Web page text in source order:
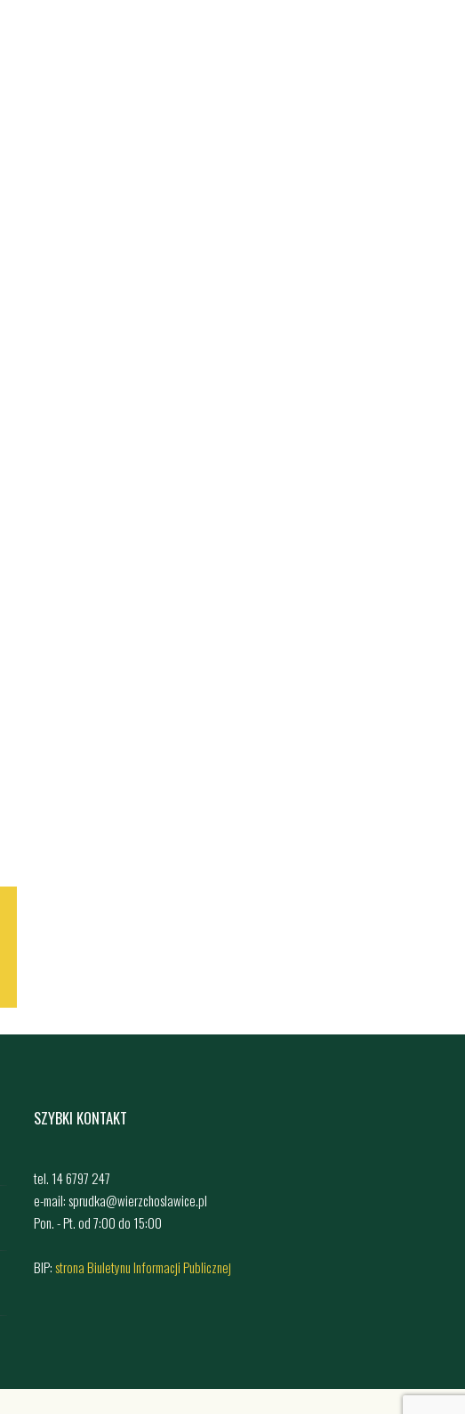
SZYBKI KONTAKT
tel. 14 6797 247
e-mail: sprudka@wierzchoslawice.pl
Pon. - Pt. od 7:00 do 15:00
BIP:strona Biuletynu Informacji Publicznej